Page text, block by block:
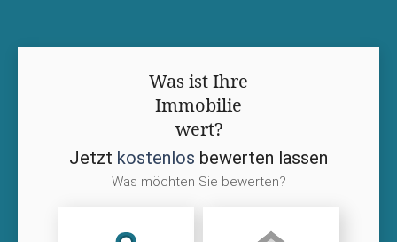
Was ist Ihre
Immobilie
wert?
Jetzt kostenlos bewerten lassen
Was möchten Sie bewerten?